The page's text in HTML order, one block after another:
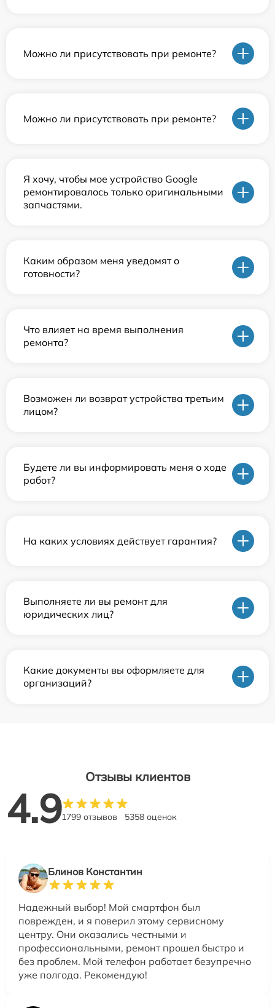
Можно ли присутствовать при ремонте?
Можно ли присутствовать при ремонте?
Я хочу, чтобы мое устройство Google
ремонтировалось только оригинальными
запчастями.
Каким образом меня уведомят о
готовности?
Что влияет на время выполнения
ремонта?
Возможен ли возврат устройства третьим
лицом?
Будете ли вы информировать меня о ходе
работ?
На каких условиях действует гарантия?
Выполняете ли вы ремонт для
юридических лиц?
Какие документы вы оформляете для
организаций?
Отзывы клиентов
4.91799 отзывов 5358 оценок
Блинов Константин
Надежный выбор! Мой смартфон был
поврежден, и я поверил этому сервисному
центру. Они оказались честными и
профессиональными, ремонт прошел быстро и
без проблем. Мой телефон работает безупречно
уже полгода. Рекомендую!